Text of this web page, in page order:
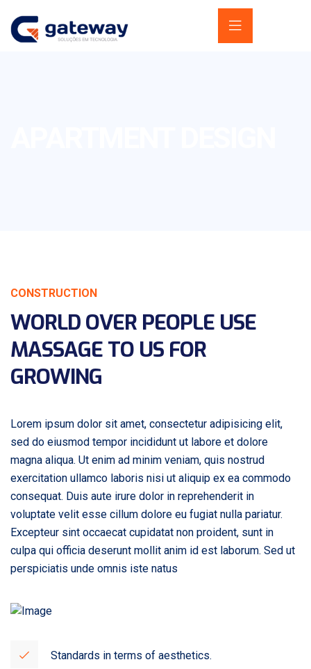
CONSTRUCTION
WORLD OVER PEOPLE USE
MASSAGE TO US FOR
GROWING
Lorem ipsum dolor sit amet, consectetur adipisicing elit,
sed do eiusmod tempor incididunt ut labore et dolore
magna aliqua. Ut enim ad minim veniam, quis nostrud
exercitation ullamco laboris nisi ut aliquip ex ea commodo
consequat. Duis aute irure dolor in reprehenderit in
voluptate velit esse cillum dolore eu fugiat nulla pariatur.
Excepteur sint occaecat cupidatat non proident, sunt in
culpa qui officia deserunt mollit anim id est laborum. Sed ut
perspiciatis unde omnis iste natus
Standards in terms of aesthetics.